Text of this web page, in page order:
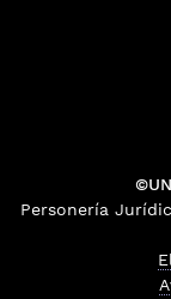
Personería